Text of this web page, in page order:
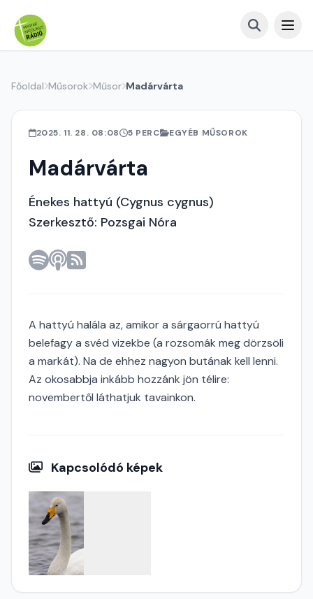
Főoldal Műsorok Műsor Madárvárta
2025. 11. 28. 08:08 5 PERC EGYÉB MŰSOROK
Madárvárta
Énekes hattyú (Cygnus cygnus)
Szerkesztő: Pozsgai Nóra
A hattyú halála az, amikor a sárgaorrú hattyú
belefagy a svéd vizekbe (a rozsomák meg dörzsöli
a markát). Na de ehhez nagyon butának kell lenni.
Az okosabbja inkább hozzánk jön télire:
novembertől láthatjuk tavainkon.
Kapcsolódó képek